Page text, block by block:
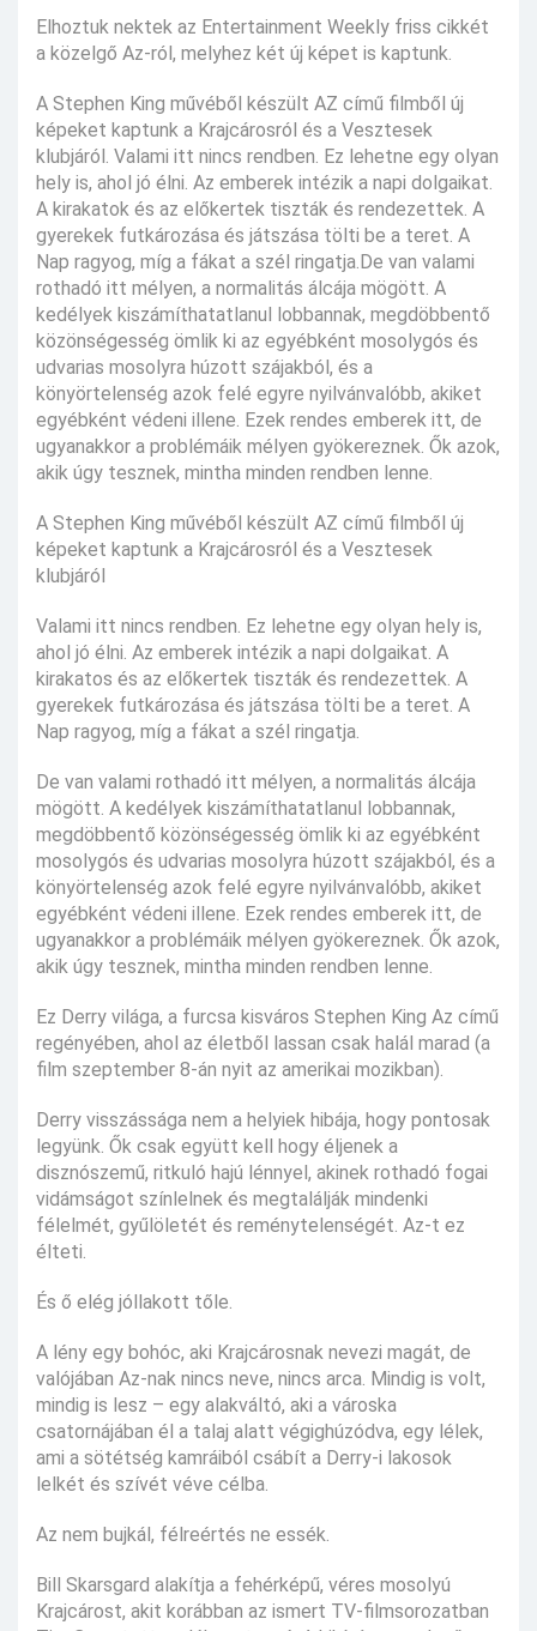
Elhoztuk nektek az Entertainment Weekly friss cikkét
a közelgő Az-ról, melyhez két új képet is kaptunk.
A Stephen King művéből készült AZ című filmből új
képeket kaptunk a Krajcárosról és a Vesztesek
klubjáról. Valami itt nincs rendben. Ez lehetne egy olyan
hely is, ahol jó élni. Az emberek intézik a napi dolgaikat.
A kirakatok és az előkertek tiszták és rendezettek. A
gyerekek futkározása és játszása tölti be a teret. A
Nap ragyog, míg a fákat a szél ringatja.De van valami
rothadó itt mélyen, a normalitás álcája mögött. A
kedélyek kiszámíthatatlanul lobbannak, megdöbbentő
közönségesség ömlik ki az egyébként mosolygós és
udvarias mosolyra húzott szájakból, és a
könyörtelenség azok felé egyre nyilvánvalóbb, akiket
egyébként védeni illene. Ezek rendes emberek itt, de
ugyanakkor a problémáik mélyen gyökereznek. Ők azok,
akik úgy tesznek, mintha minden rendben lenne.
A Stephen King művéből készült AZ című filmből új
képeket kaptunk a Krajcárosról és a Vesztesek
klubjáról
Valami itt nincs rendben. Ez lehetne egy olyan hely is,
ahol jó élni. Az emberek intézik a napi dolgaikat. A
kirakatos és az előkertek tiszták és rendezettek. A
gyerekek futkározása és játszása tölti be a teret. A
Nap ragyog, míg a fákat a szél ringatja.
De van valami rothadó itt mélyen, a normalitás álcája
mögött. A kedélyek kiszámíthatatlanul lobbannak,
megdöbbentő közönségesség ömlik ki az egyébként
mosolygós és udvarias mosolyra húzott szájakból, és a
könyörtelenség azok felé egyre nyilvánvalóbb, akiket
egyébként védeni illene. Ezek rendes emberek itt, de
ugyanakkor a problémáik mélyen gyökereznek. Ők azok,
akik úgy tesznek, mintha minden rendben lenne.
Ez Derry világa, a furcsa kisváros Stephen King Az című
regényében, ahol az életből lassan csak halál marad (a
film szeptember 8-án nyit az amerikai mozikban).
Derry visszássága nem a helyiek hibája, hogy pontosak
legyünk. Ők csak együtt kell hogy éljenek a
disznószemű, ritkuló hajú lénnyel, akinek rothadó fogai
vidámságot színlelnek és megtalálják mindenki
félelmét, gyűlöletét és reménytelenségét. Az-t ez
élteti.
És ő elég jóllakott tőle.
A lény egy bohóc, aki Krajcárosnak nevezi magát, de
valójában Az-nak nincs neve, nincs arca. Mindig is volt,
mindig is lesz – egy alakváltó, aki a városka
csatornájában él a talaj alatt végighúzódva, egy lélek,
ami a sötétség kamráiból csábít a Derry-i lakosok
lelkét és szívét véve célba.
Az nem bujkál, félreértés ne essék.
Bill Skarsgard alakítja a fehérképű, véres mosolyú
Krajcárost, akit korábban az ismert TV-filmsorozatban